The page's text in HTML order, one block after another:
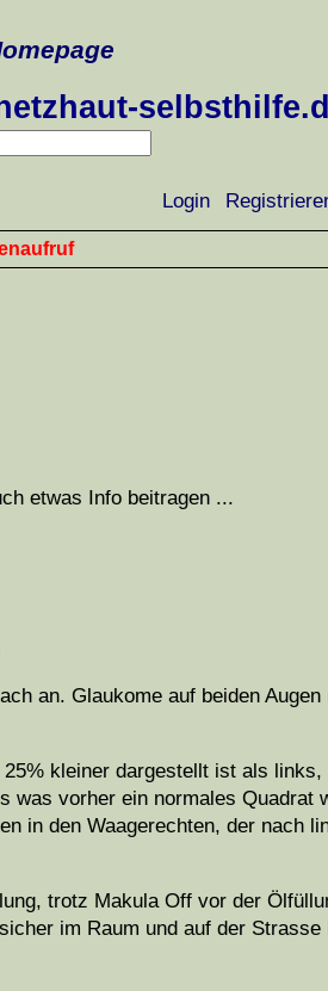
Login
etwas Info beitragen ...
an. Glaukome auf beiden Augen
kleiner dargestellt ist als links,
was vorher ein normales Quadrat
in den Waagerechten, der nach
trotz Makula Off vor der
im Raum und auf der Strasse